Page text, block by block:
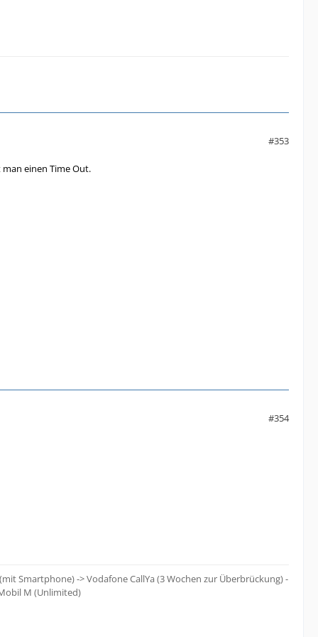
#353
einen Time Out.
#354
Smartphone) -> Vodafone CallYa (3 Wochen zur Überbrückung) -
M (Unlimited)